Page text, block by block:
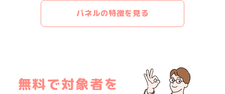
パネルの特徴を見る
無料で対象者を